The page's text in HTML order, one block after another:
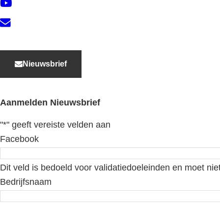
YouTube
Contact
Nieuwsbrief
Aanmelden Nieuwsbrief
"*" geeft vereiste velden aan
Facebook
Dit veld is bedoeld voor validatiedoeleinden en moet
Bedrijfsnaam